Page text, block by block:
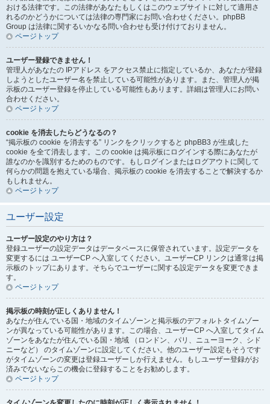
おける法律です。この法律があなたもしくはこのウェブサイトに対して適用さ
れるのかどうかについては法律の専門家にお問い合わせください。phpBB
Group は法律に関するいかなる問い合わせも受け付けておりません。
ページトップ
ユーザー登録できません！
管理人があなたの IPアドレス をアクセス禁止に指定しているか、あなたが登録
しようとしたユーザー名を禁止している可能性があります。また、管理人が掲
示板のユーザー登録を停止している可能性もあります。詳細は管理人にお問い
合わせください。
ページトップ
cookie を消去したらどうなるの？
“掲示板の cookie を消去する” リンクをクリックすると phpBB3 が生成した
cookie を全て消去します。この cookie は掲示板にログインする際にあなたが
誰なのかを識別するためのものです。もしログインまたはログアウトに関して
何らかの問題を抱えている場合、掲示板の cookie を消去することで解決するか
もしれません。
ページトップ
ユーザー設定
ユーザー設定のやり方は？
登録ユーザーの設定データはデータベースに保管されています。設定データを
変更するには ユーザーCP へ入室してください。ユーザーCP リンクは通常は掲
示板のトップにあります。そちらでユーザーに関する設定データを変更できま
す。
ページトップ
掲示板の時刻が正しくありません！
あなたが住んでいる国・地域のタイムゾーンと掲示板のデフォルトタイムゾー
ンが異なっている可能性があります。この場合、ユーザーCP へ入室してタイム
ゾーンをあなたが住んでいる国・地域 （ロンドン、パリ、ニューヨーク、シド
ニーなど） のタイムゾーンに設定してください。他のユーザー設定もそうです
がタイムゾーンの変更は登録ユーザーしか行えません。もしユーザー登録がお
済みでないならこの機会に登録することをお勧めします。
ページトップ